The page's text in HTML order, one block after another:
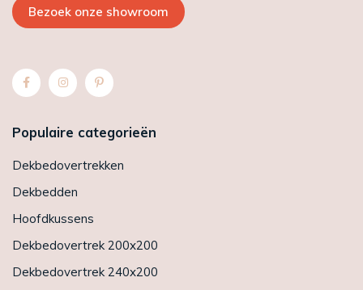
Bezoek onze showroom
Populaire categorieën
Dekbedovertrekken
Dekbedden
Hoofdkussens
Dekbedovertrek 200x200
Dekbedovertrek 240x200